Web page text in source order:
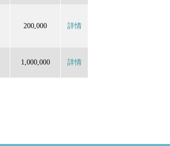
200,000 詳情
1,000,000 詳情